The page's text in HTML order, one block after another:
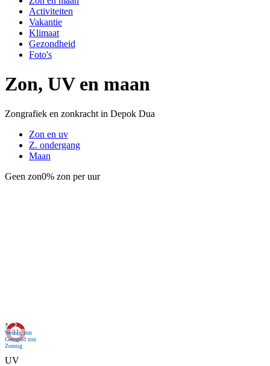
Activiteiten
Vakantie
Klimaat
Gezondheid
Foto's
Zon, UV en maan
Zongrafiek en zonkracht in Depok Dua
Zon en uv
Z. ondergang
Maan
Geen zon0% zon per uur
Nu
Weinig zon
Geregeld zon
Zonnig
UV